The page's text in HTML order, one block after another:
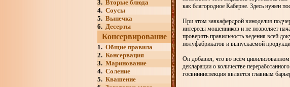
3. Вторые блюда
4. Соусы
5. Выпечка
6. Десерты
Консервирование
1. Общие правила
2. Консервация
3. Маринование
4. Соление
5. Квашение
как благородное Каберне. Здесь нужен
При этом завкафердрой виноделия
интересы мошенников и не позволяет
проверять правильность ведения всей
полуфабрикатов и выпускаемой
Он добавил, что во всём
декларации о количестве
госвининспекция является главным